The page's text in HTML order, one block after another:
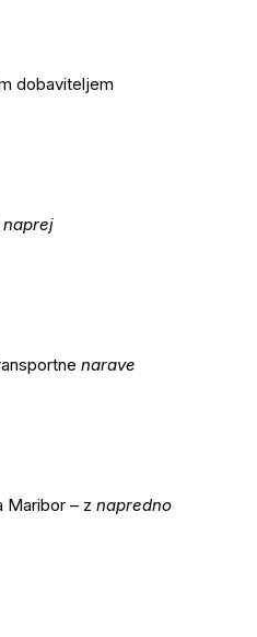
dobaviteljem
naprej
narave
– z napredno